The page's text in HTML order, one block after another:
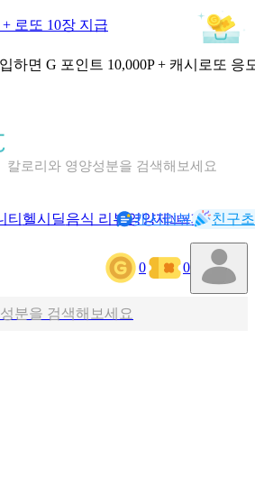
로또 10장 지급
하면 G 포인트 10,000P + 캐시로또 응
칼로리와 영양성분을 검색해보세요
티 헬시딜음식 리뷰영양제NEW기록
캐시리뷰 친구
0 0
분을 검색해보세요
음식 검색해보세요